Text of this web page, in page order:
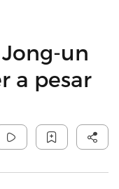
un
a pesar